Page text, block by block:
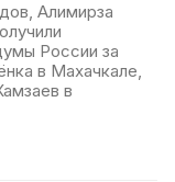
Алимирза
России за
в Махачкале,
в